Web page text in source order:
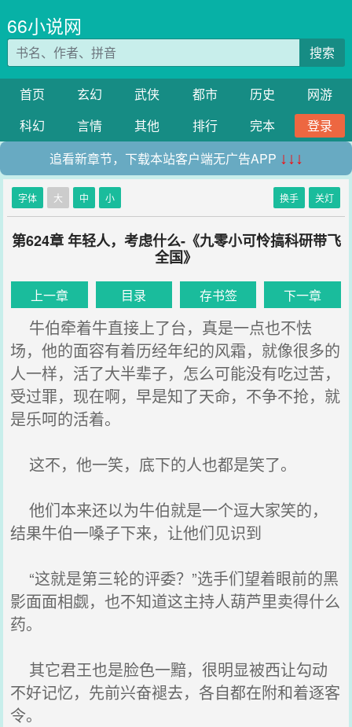
66小说网
搜索
首页 玄幻 武侠 都市 历史
网游
科幻
言情 其他 排行 完本
登录
追看新章节，下载本站客户端无广告APP ↓↓↓
字体 大 中 小 换手 关灯
第624章 年轻人，考虑什么-《九零小可怜搞科研带飞
全国》
上一章 目录 存书签 下一章
牛伯牵着牛直接上了台，真是一点也不怯
场，他的面容有着历经年纪的风霜，就像很多的
人一样，活了大半辈子，怎么可能没有吃过苦，
受过罪，现在啊，早是知了天命，不争不抢，就
是乐呵的活着。
这不，他一笑，底下的人也都是笑了。
他们本来还以为牛伯就是一个逗大家笑的，
结果牛伯一嗓子下来，让他们见识到
“这就是第三轮的评委？”选手们望着眼前的黑
影面面相觑，也不知道这主持人葫芦里卖得什么
药。
其它君王也是脸色一黯，很明显被西让勾动
不好记忆，先前兴奋褪去，各自都在附和着逐客
令。